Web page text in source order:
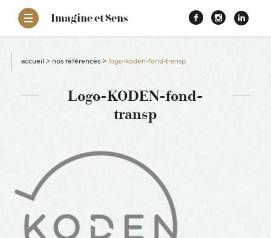
Imagine et Sens–
Événementiel
Communicants
accueil > nos références > logo-koden-fond-transp
Logo-KODEN-fond-
transp
RSE